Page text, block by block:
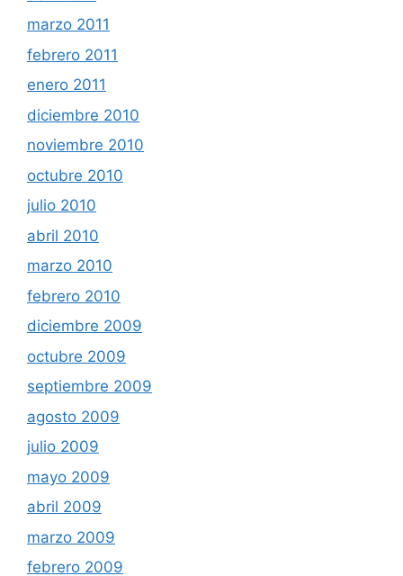
marzo 2011
febrero 2011
enero 2011
diciembre 2010
noviembre 2010
octubre 2010
julio 2010
abril 2010
marzo 2010
febrero 2010
diciembre 2009
octubre 2009
septiembre 2009
agosto 2009
julio 2009
mayo 2009
abril 2009
marzo 2009
febrero 2009